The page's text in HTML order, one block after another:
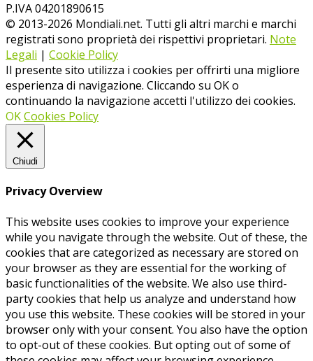
P.IVA 04201890615
© 2013-2026 Mondiali.net. Tutti gli altri marchi e marchi
registrati sono proprietà dei rispettivi proprietari. Note
Legali | Cookie Policy
Il presente sito utilizza i cookies per offrirti una migliore
esperienza di navigazione. Cliccando su OK o
continuando la navigazione accetti l'utilizzo dei cookies.
OKCookies Policy
Chiudi
Privacy Overview
This website uses cookies to improve your experience
while you navigate through the website. Out of these, the
cookies that are categorized as necessary are stored on
your browser as they are essential for the working of
basic functionalities of the website. We also use third-
party cookies that help us analyze and understand how
you use this website. These cookies will be stored in your
browser only with your consent. You also have the option
to opt-out of these cookies. But opting out of some of